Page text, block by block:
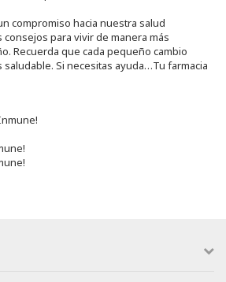
compromiso hacia nuestra salud
para vivir de manera más
Recuerda que cada pequeño cambio
saludable. Si necesitas ayuda…Tu farmacia